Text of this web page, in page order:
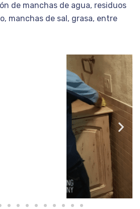
de manchas de agua, residuos
manchas de sal, grasa, entre